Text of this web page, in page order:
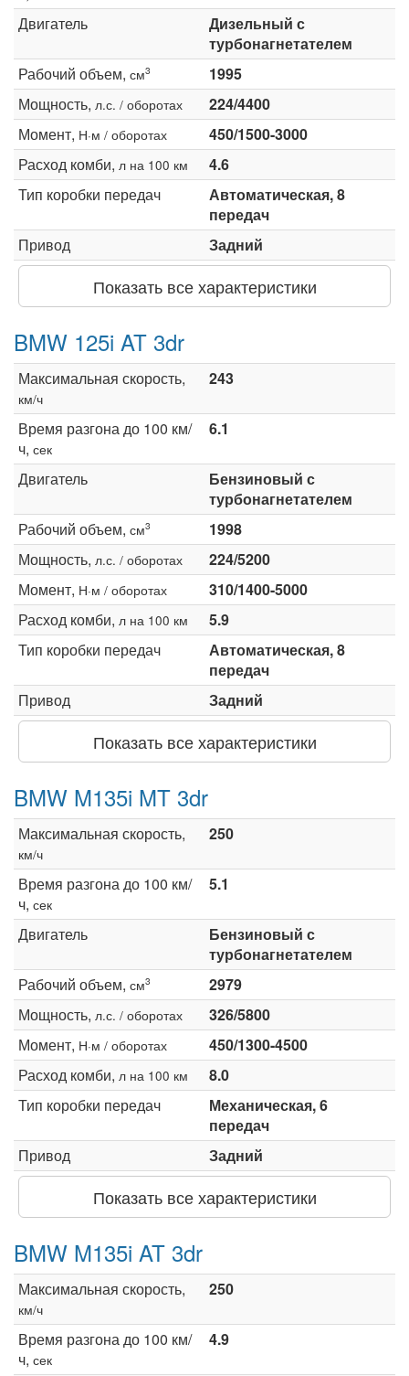
Двигатель
Дизельный с
турбонагнетателем
Рабочий объем, см3
1995
Мощность, л.с. / оборотах
224/4400
Момент, Н·м / оборотах
450/1500-3000
Расход комби, л на 100 км
4.6
Тип коробки передач
Автоматическая, 8
передач
Привод
Задний
Показать все характеристики
BMW 125i AT 3dr
Максимальная скорость,
км/ч
243
Время разгона до 100 км/
ч, сек
6.1
Двигатель
Бензиновый с
турбонагнетателем
Рабочий объем, см3
1998
Мощность, л.с. / оборотах
224/5200
Момент, Н·м / оборотах
310/1400-5000
Расход комби, л на 100 км
5.9
Тип коробки передач
Автоматическая, 8
передач
Привод
Задний
Показать все характеристики
BMW M135i MT 3dr
Максимальная скорость,
км/ч
250
Время разгона до 100 км/
ч, сек
5.1
Двигатель
Бензиновый с
турбонагнетателем
Рабочий объем, см3
2979
Мощность, л.с. / оборотах
326/5800
Момент, Н·м / оборотах
450/1300-4500
Расход комби, л на 100 км
8.0
Тип коробки передач
Механическая, 6
передач
Привод
Задний
Показать все характеристики
BMW M135i AT 3dr
Максимальная скорость,
км/ч
250
Время разгона до 100 км/
ч, сек
4.9